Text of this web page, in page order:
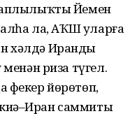
Йемен
алһа ла, АҠШ уларға
хәлдә Иранды
менән риза түгел.
фекер йөрөтөп,
саммиты